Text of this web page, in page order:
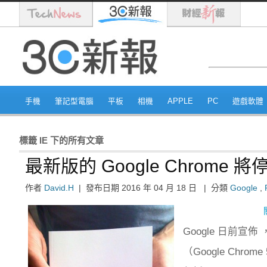
手機 筆記型電腦 平板 相機 APPLE PC 遊戲軟體
標籤 IE 下的所有文章
最新版的 Google Chrome 將
作者 David.H | 發布日期 2016 年 04 月 18 日 | 分類 Google
Google 日前宣佈
（Google